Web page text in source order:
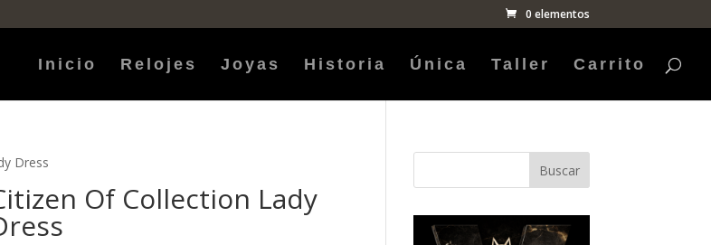
0 elementos
Inicio Relojes Joyas Historia Única Taller Carrito
Dress
Of Collection Lady
Buscar